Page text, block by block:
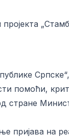
помоћи,
пријава на